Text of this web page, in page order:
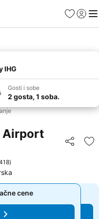
FavoritiPrijavi
IHG
Gosti i sobe
2 gosta, 1 soba.
Airport
Deli
)
cene
cene